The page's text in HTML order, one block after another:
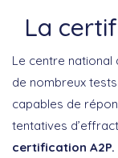
La
Le centre
de nombreux
capables de
tentatives
certification A2P.